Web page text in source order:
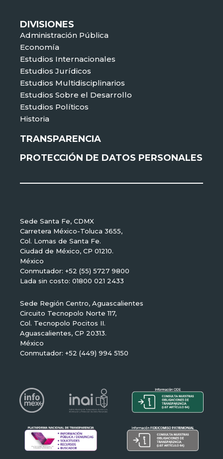
DIVISIONES
Administración Pública
Economía
Estudios Internacionales
Estudios Jurídicos
Estudios Multidisciplinarios
Estudios Sobre el Desarrollo
Estudios Políticos
Historia
TRANSPARENCIA
PROTECCIÓN DE DATOS PERSONALES
Sede Santa Fe, CDMX
Carretera México-Toluca 3655,
Col. Lomas de Santa Fe.
Ciudad de México, CP 01210.
México
Conmutador: +52 (55) 5727 9800
Lada sin costo: 01800 021 2433
Sede Región Centro, Aguascalientes
Circuito Tecnopolo Norte 117,
Col. Tecnopolo Pocitos II.
Aguascalientes, CP 20313.
México
Conmutador: +52 (449) 994 5150